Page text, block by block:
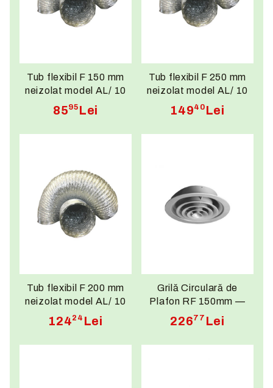
Tub flexibil F 150 mm
neizolat model AL/ 10
ml
8595 Lei
Tub flexibil F 250 mm
neizolat model AL/ 10
ml
14940 Lei
Tub flexibil F 200 mm
neizolat model AL/ 10
ml
12424 Lei
Grilă Circulară de
Plafon RF 150mm —
Aluminiu RAL9016 Alb,
Lamele Concentrice,
22677 Lei